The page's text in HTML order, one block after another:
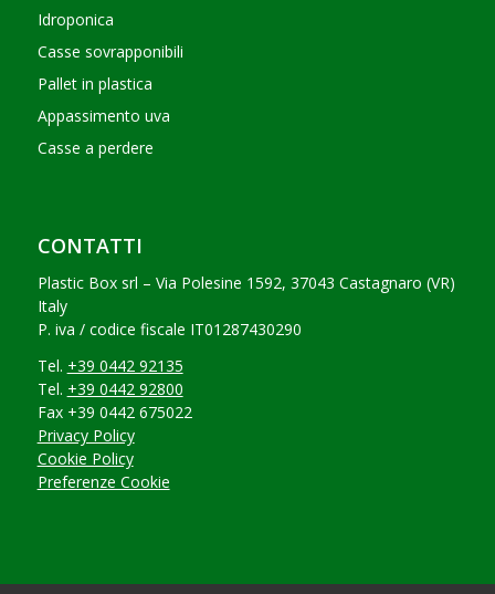
Idroponica
Casse sovrapponibili
Pallet in plastica
Appassimento uva
Casse a perdere
CONTATTI
Plastic Box srl – Via Polesine 1592, 37043 Castagnaro (VR)
Italy
P. iva / codice fiscale IT01287430290
Tel. +39 0442 92135
Tel. +39 0442 92800
Fax +39 0442 675022
Privacy Policy
Cookie Policy
Preferenze Cookie